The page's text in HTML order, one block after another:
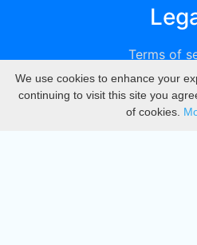
Terms of
We use cookies to enhance your
continuing to visit this site you
of cookies.